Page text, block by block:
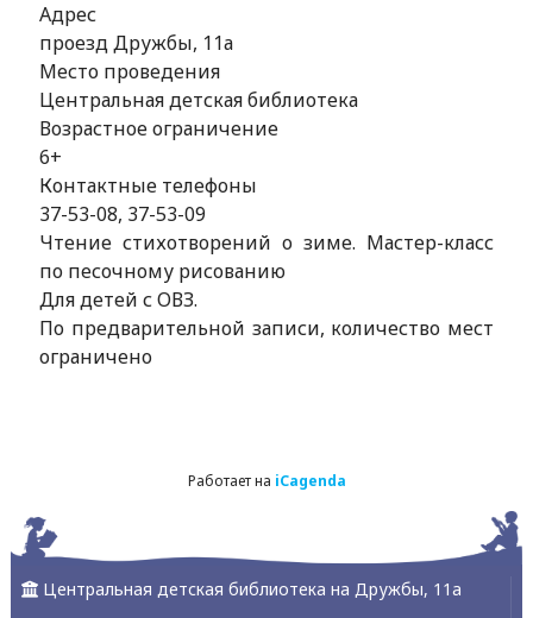
Адрес
проезд Дружбы, 11а
Место проведения
Центральная детская библиотека
Возрастное ограничение
6+
Контактные телефоны
37-53-08, 37-53-09
Чтение стихотворений о зиме. Мастер-класс
по песочному рисованию
Для детей с ОВЗ.
По предварительной записи, количество мест
ограничено
Работает на iCagenda
Центральная детская библиотека на Дружбы, 11а